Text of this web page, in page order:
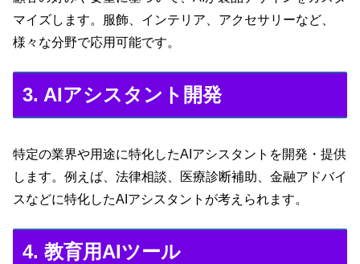
マイズします。服飾、インテリア、アクセサリーなど、
様々な分野で応用可能です。
3. AIアシスタント開発
特定の業界や用途に特化したAIアシスタントを開発・提供
します。例えば、法律相談、医療診断補助、金融アドバイ
スなどに特化したAIアシスタントが考えられます。
4. 教育用AIツール